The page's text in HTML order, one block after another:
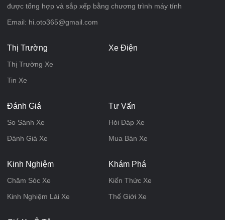
được tổng hợp và sắp xếp bằng chương trình máy tính
Email: hi.oto365@gmail.com
Thị Trường
Thị Trường Xe
Tin Xe
Xe Điện
Đánh Giá
So Sánh Xe
Đánh Giá Xe
Tư Vấn
Hỏi Đáp Xe
Mua Bán Xe
Kinh Nghiệm
Chăm Sóc Xe
Kinh Nghiệm Lái Xe
Khám Phá
Kiến Thức Xe
Thế Giới Xe